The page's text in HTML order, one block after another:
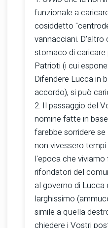
funzionale a
cosiddetto
vannacciani. D'altro
stomaco di
Patrioti (i cui
Difendere Lucca in
accordo), si può
2. Il passaggio del
nomine fatte in
farebbe sorridere
non vivessero
l'epoca che viviamo
rifondatori del
al governo di Lucca
larghissimo
simile a quella
chiedere i Vostri